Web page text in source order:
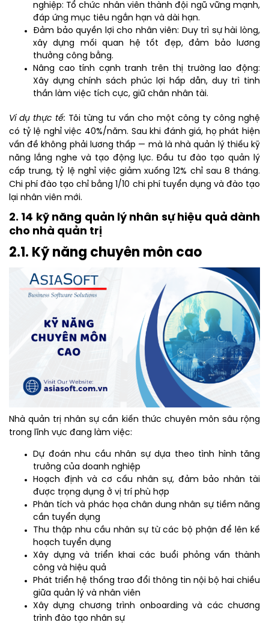
nghiệp: Tổ chức nhân viên thành đội ngũ vững mạnh,
đáp ứng mục tiêu ngắn hạn và dài hạn.
Đảm bảo quyền lợi cho nhân viên: Duy trì sự hài lòng,
xây dựng mối quan hệ tốt đẹp, đảm bảo lương
thưởng công bằng.
Nâng cao tính cạnh tranh trên thị trường lao động:
Xây dựng chính sách phúc lợi hấp dẫn, duy trì tinh
thần làm việc tích cực, giữ chân nhân tài.
Ví dụ thực tế: Tôi từng tư vấn cho một công ty công nghệ
có tỷ lệ nghỉ việc 40%/năm. Sau khi đánh giá, họ phát hiện
vấn đề không phải lương thấp — mà là nhà quản lý thiếu kỹ
năng lắng nghe và tạo động lực. Đầu tư đào tạo quản lý
cấp trung, tỷ lệ nghỉ việc giảm xuống 12% chỉ sau 8 tháng.
Chi phí đào tạo chỉ bằng 1/10 chi phí tuyển dụng và đào tạo
lại nhân viên mới.
2. 14 kỹ năng quản lý nhân sự hiệu quả dành
cho nhà quản trị
2.1. Kỹ năng chuyên môn cao
Nhà quản trị nhân sự cần kiến thức chuyên môn sâu rộng
trong lĩnh vực đang làm việc:
Dự đoán nhu cầu nhân sự dựa theo tình hình tăng
trưởng của doanh nghiệp
Hoạch định và cơ cấu nhân sự, đảm bảo nhân tài
được trọng dụng ở vị trí phù hợp
Phân tích và phác họa chân dung nhân sự tiềm năng
cần tuyển dụng
Thu thập nhu cầu nhân sự từ các bộ phận để lên kế
hoạch tuyển dụng
Xây dựng và triển khai các buổi phỏng vấn thành
công và hiệu quả
Phát triển hệ thống trao đổi thông tin nội bộ hai chiều
giữa quản lý và nhân viên
Xây dựng chương trình onboarding và các chương
trình đào tạo nhân sự